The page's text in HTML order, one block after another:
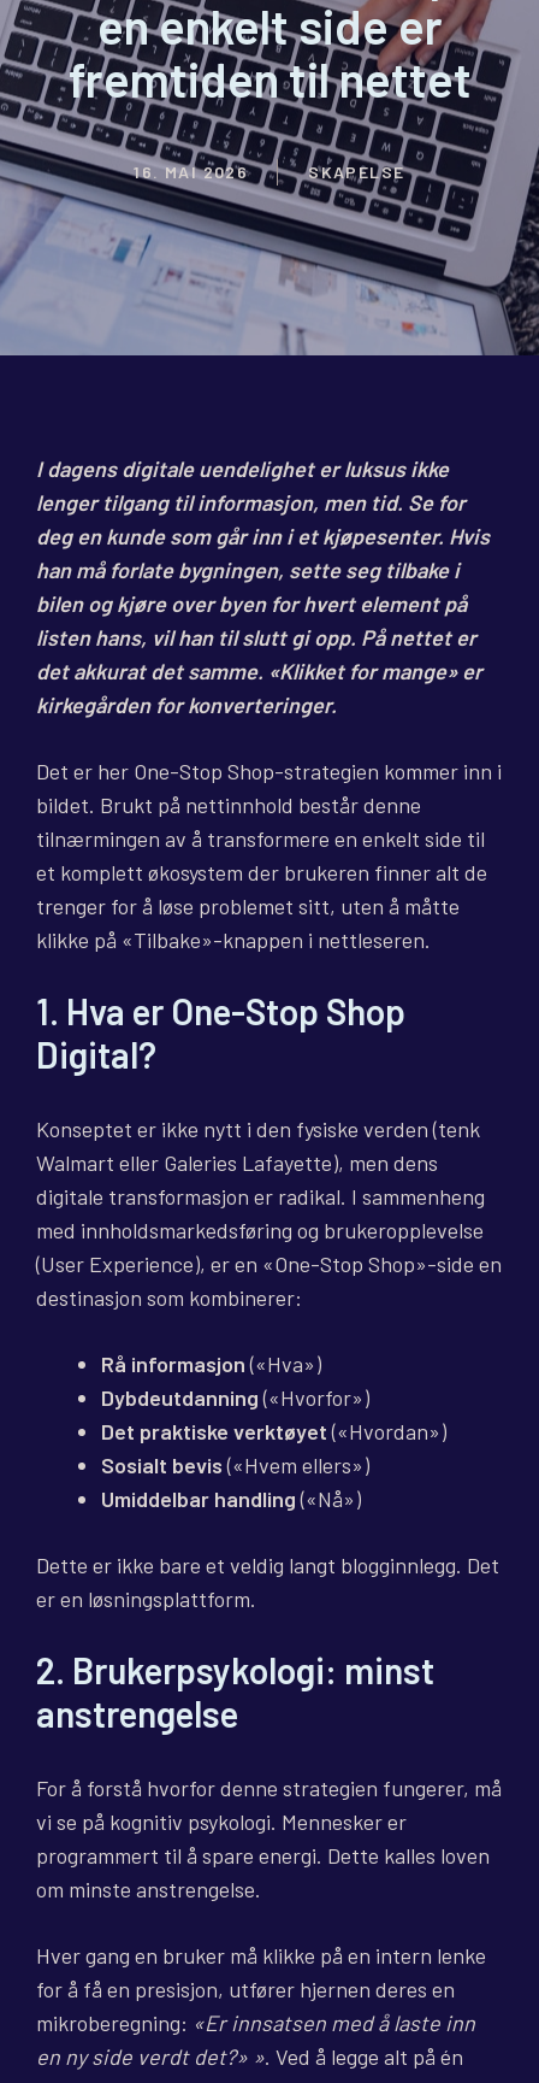
en enkelt side er
fremtiden til nettet
16. MAI 2026 SKAPELSE
I dagens digitale uendelighet er luksus ikke
lenger tilgang til informasjon, men tid. Se for
deg en kunde som går inn i et kjøpesenter. Hvis
han må forlate bygningen, sette seg tilbake i
bilen og kjøre over byen for hvert element på
listen hans, vil han til slutt gi opp. På nettet er
det akkurat det samme. «Klikket for mange» er
kirkegården for konverteringer.
Det er her One-Stop Shop-strategien kommer inn i
bildet. Brukt på nettinnhold består denne
tilnærmingen av å transformere en enkelt side til
et komplett økosystem der brukeren finner alt de
trenger for å løse problemet sitt, uten å måtte
klikke på «Tilbake»-knappen i nettleseren.
1. Hva er One-Stop Shop
Digital?
Konseptet er ikke nytt i den fysiske verden (tenk
Walmart eller Galeries Lafayette), men dens
digitale transformasjon er radikal. I sammenheng
med innholdsmarkedsføring og brukeropplevelse
(User Experience), er en «One-Stop Shop»-side en
destinasjon som kombinerer:
Rå informasjon(«Hva»)
Dybdeutdanning(«Hvorfor»)
Det praktiske verktøyet(«Hvordan»)
Sosialt bevis(«Hvem ellers»)
Umiddelbar handling(«Nå»)
Dette er ikke bare et veldig langt blogginnlegg. Det
er en løsningsplattform.
2. Brukerpsykologi: minst
anstrengelse
For å forstå hvorfor denne strategien fungerer, må
vi se på kognitiv psykologi. Mennesker er
programmert til å spare energi. Dette kalles loven
om minste anstrengelse.
Hver gang en bruker må klikke på en intern lenke
for å få en presisjon, utfører hjernen deres en
mikroberegning: «Er innsatsen med å laste inn
en ny side verdt det?» ». Ved å legge alt på én